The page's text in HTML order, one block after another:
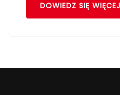
DOWIEDZ SIĘ WIĘCEJ